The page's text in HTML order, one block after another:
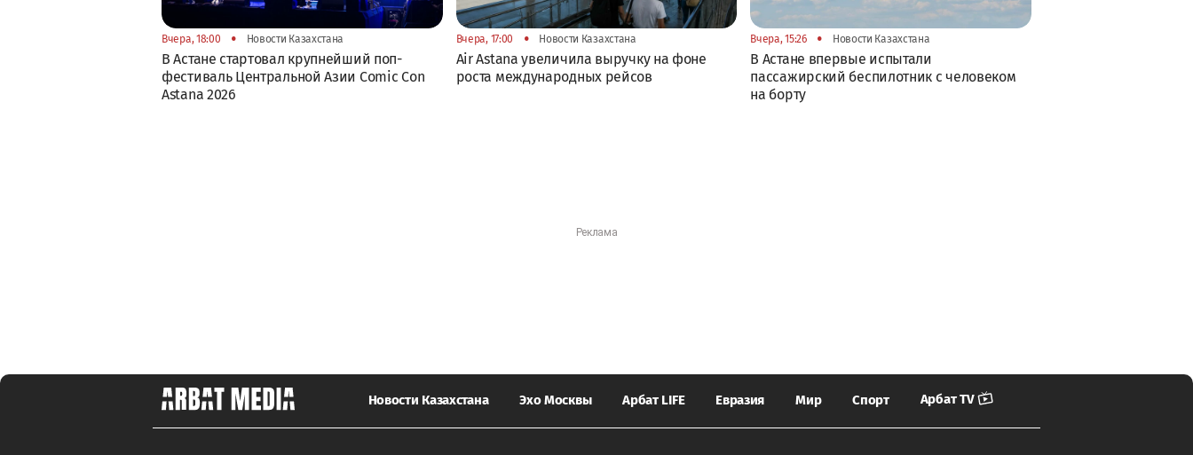
Вчера, 18:00 • Новости Казахстана
В Астане стартовал крупнейший поп-
фестиваль Центральной Азии Comic Con
Astana 2026
Вчера, 17:00 • Новости Казахстана
Air Astana увеличила выручку на фоне
роста международных рейсов
Вчера, 15:26 • Новости Казахстана
В Астане впервые испытали
пассажирский беспилотник с человеком
на борту
Новости Казахстана Эхо Москвы Арбат LIFE Евразия Мир Спорт Арбат TV